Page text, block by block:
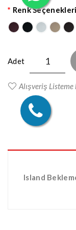
Renk Seçenekleri
Adet
Alışveriş Listeme
Island